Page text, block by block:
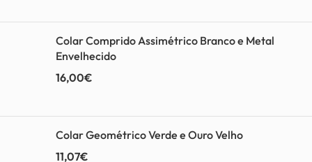
Colar Comprido Assimétrico Branco e Metal
Envelhecido
16,00€
Colar Geométrico Verde e Ouro Velho
11,07€